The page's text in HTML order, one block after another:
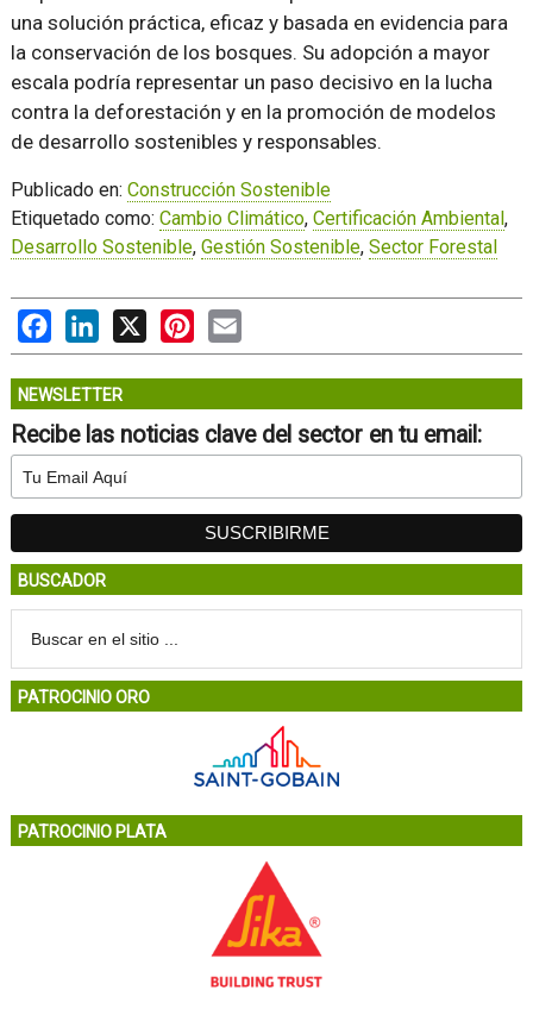
una solución práctica, eficaz y basada en evidencia para
la conservación de los bosques. Su adopción a mayor
escala podría representar un paso decisivo en la lucha
contra la deforestación y en la promoción de modelos
de desarrollo sostenibles y responsables.
Publicado en: Construcción Sostenible
Etiquetado como: Cambio Climático, Certificación Ambiental,
Desarrollo Sostenible, Gestión Sostenible, Sector Forestal
FacebookLinkedIn
X PinterestEmail
NEWSLETTER
Recibe las noticias clave del sector en tu email:
BUSCADOR
PATROCINIO ORO
PATROCINIO PLATA